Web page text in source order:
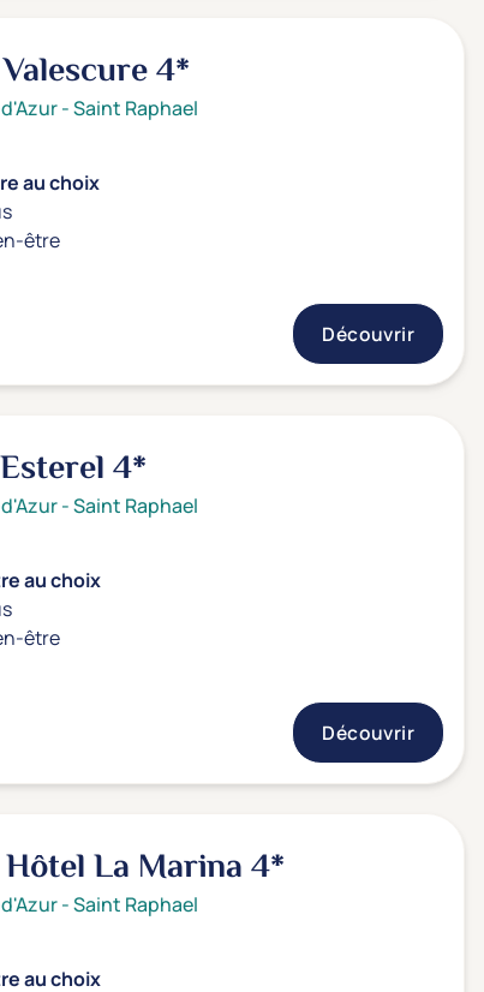
4*
-Saint Raphael
au choix
être
Découvrir
4*
-Saint Raphael
au choix
être
Découvrir
La Marina4*
-Saint Raphael
au choix